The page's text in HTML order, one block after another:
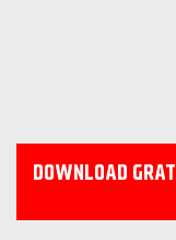
DOWNLOAD